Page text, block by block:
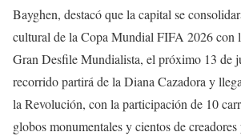
Bayghen, destacó que la capital se
cultural de la Copa Mundial FIFA 2026 con
Gran Desfile Mundialista, el próximo 13 de
recorrido partirá de la Diana Cazadora y
la Revolución, con la participación de 10
globos monumentales y cientos de creadores